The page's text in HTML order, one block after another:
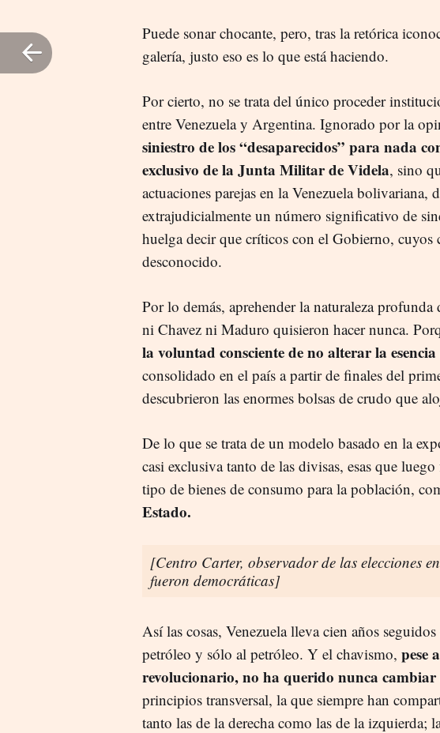
Puede sonar chocante, pero, tras la retórica
galería, justo eso es lo que está haciendo.
Por cierto, no se trata del único proceder
entre Venezuela y Argentina. Ignorado por la
siniestro de los “desaparecidos” para nada
exclusivo de la Junta Militar de Videla, sino
actuaciones parejas en la Venezuela bolivariana,
extrajudicialmente un número significativo de
huelga decir que críticos con el Gobierno, cuyos
desconocido.
Por lo demás, aprehender la naturaleza
ni Chavez ni Maduro quisieron hacer nunca.
la voluntad consciente de no alterar la
consolidado en el país a partir de finales del
descubrieron las enormes bolsas de crudo que
De lo que se trata de un modelo basado en la
casi exclusiva tanto de las divisas, esas que
tipo de bienes de consumo para la población,
Estado.
[Centro Carter, observador de las elecciones
fueron democráticas]
Así las cosas, Venezuela lleva cien años
petróleo y sólo al petróleo. Y el chavismo, pese
revolucionario, no ha querido nunca
principios transversal, la que siempre han
tanto las de la derecha como las de la izquierda;